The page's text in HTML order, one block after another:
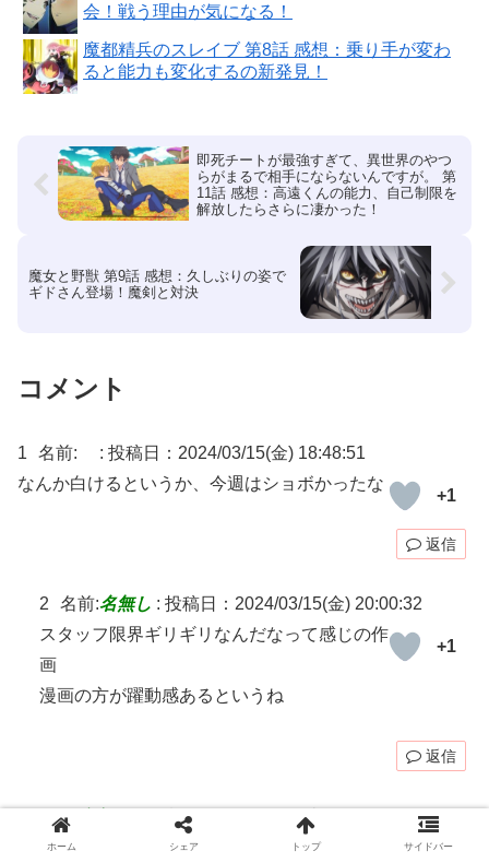
会！戦う理由が気になる！
魔都精兵のスレイブ 第8話 感想：乗り手が変わ
ると能力も変化するの新発見！
即死チートが最強すぎて、異世界のやつ
らがまるで相手にならないんですが。 第
11話 感想：高遠くんの能力、自己制限を
解放したらさらに凄かった！
魔女と野獣 第9話 感想：久しぶりの姿で
ギドさん登場！魔剣と対決
コメント
1 名前: : 投稿日：2024/03/15(金) 18:48:51
+1
なんか白けるというか、今週はショボかったな
返信
2 名前:名無し : 投稿日：2024/03/15(金) 20:00:32
+1
スタッフ限界ギリギリなんだなって感じの作
画
漫画の方が躍動感あるというね
返信
名前: 投稿日：2024/03/16(土) 01:01:53
この作品はとにかく時期が悪かった
ホーム シェア トップ サイドバー